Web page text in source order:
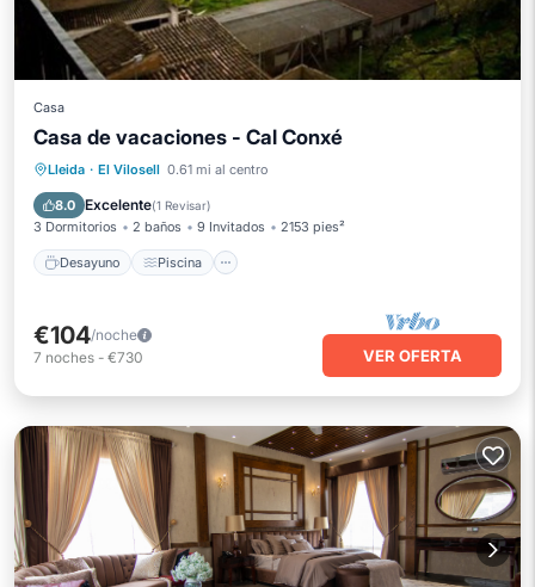
Casa
Casa de vacaciones - Cal Conxé
Lleida · El Vilosell 0.61 mi al centro
8.0 Excelente(1 Revisar)
3 Dormitorios 2 baños 9 Invitados 2153 pies²
Desayuno Piscina
Desayuno Piscina
Balcón/Terraza
€104/noche
7 noches - €730 VER OFERTA